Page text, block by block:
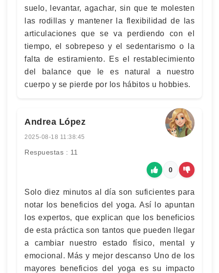
suelo, levantar, agachar, sin que te molesten
las rodillas y mantener la flexibilidad de las
articulaciones que se va perdiendo con el
tiempo, el sobrepeso y el sedentarismo o la
falta de estiramiento. Es el restablecimiento
del balance que le es natural a nuestro
cuerpo y se pierde por los hábitos u hobbies.
Andrea López
2025-08-18 11:38:45
Respuestas : 11
0
Solo diez minutos al día son suficientes para
notar los beneficios del yoga. Así lo apuntan
los expertos, que explican que los beneficios
de esta práctica son tantos que pueden llegar
a cambiar nuestro estado físico, mental y
emocional. Más y mejor descanso Uno de los
mayores beneficios del yoga es su impacto